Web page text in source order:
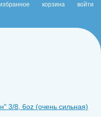
корзина войти
3/8, 6oz (очень сильная)